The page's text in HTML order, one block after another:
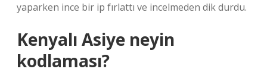
yaparken ince bir ip fırlattı ve incelmeden dik durdu.
Kenyalı Asiye neyin
kodlaması?